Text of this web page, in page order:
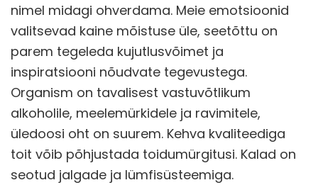
nimel midagi ohverdama. Meie emotsioonid
valitsevad kaine mõistuse üle, seetõttu on
parem tegeleda kujutlusvõimet ja
inspiratsiooni nõudvate tegevustega.
Organism on tavalisest vastuvõtlikum
alkoholile, meelemürkidele ja ravimitele,
üledoosi oht on suurem. Kehva kvaliteediga
toit võib põhjustada toidumürgitusi. Kalad on
seotud jalgade ja lümfisüsteemiga.